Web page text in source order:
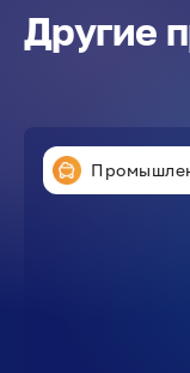
Другие